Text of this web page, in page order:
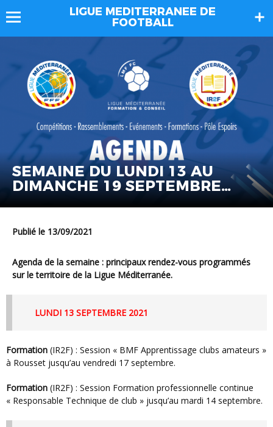
LIGUE MEDITERRANEE DE
FOOTBALL
SEMAINE DU LUNDI 13 AU
DIMANCHE 19 SEPTEMBRE
2021
Publié le 13/09/2021
Agenda de la semaine : principaux rendez-vous programmés
sur le territoire de la Ligue Méditerranée.
LUNDI 13 SEPTEMBRE 2021
Formation (IR2F) : Session « BMF Apprentissage clubs amateurs »
à Rousset jusqu’au vendredi 17 septembre.
Formation (IR2F) : Session Formation professionnelle continue
« Responsable Technique de club » jusqu’au mardi 14 septembre.